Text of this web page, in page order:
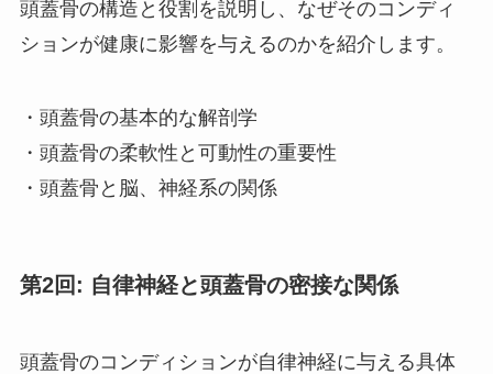
頭蓋骨の構造と役割を説明し、なぜそのコンディ
ションが健康に影響を与えるのかを紹介します。
・頭蓋骨の基本的な解剖学
・頭蓋骨の柔軟性と可動性の重要性
・頭蓋骨と脳、神経系の関係
第2回: 自律神経と頭蓋骨の密接な関係
頭蓋骨のコンディションが自律神経に与える具体